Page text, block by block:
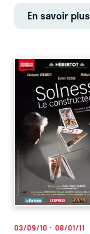
En savoir plus
03/09/10 - 08/01/11